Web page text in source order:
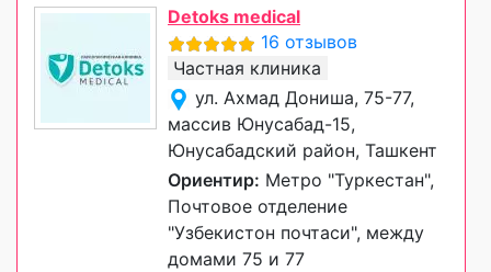
Detoks medical
16 отзывов
Частная клиника
ул. Ахмад Дониша, 75-77,
массив Юнусабад-15,
Юнусабадский район, Ташкент
Ориентир: Метро "Туркестан",
Почтовое отделение
"Узбекистон почтаси", между
домами 75 и 77